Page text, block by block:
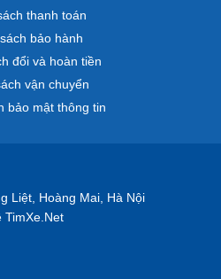
thanh toán
bảo hành
đổi và hoàn tiền
vận chuyển
bảo mật thông tin
Liệt, Hoàng Mai, Hà Nội
TimXe.Net